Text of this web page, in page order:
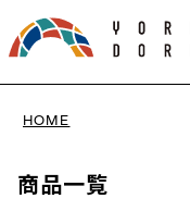
HOME
商品一覧